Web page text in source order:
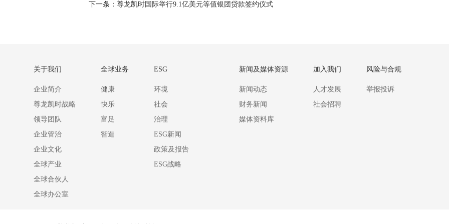
下一条：尊龙凯时国际举行9.1亿美元等值银团贷款签约仪式
关于我们
企业简介
尊龙凯时战略
领导团队
企业管治
企业文化
全球产业
全球合伙人
全球办公室
全球业务
健康
快乐
富足
智造
ESG
环境
社会
治理
ESG新闻
政策及报告
ESG战略
新闻及媒体资源
新闻动态
财务新闻
媒体资料库
加入我们
人才发展
社会招聘
风险与合规
举报投诉